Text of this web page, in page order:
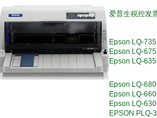
爱普生税控发
Epson LQ-
Epson LQ-
Epson LQ-
Epson LQ-
Epson LQ-
Epson LQ-
EPSON PLQ-